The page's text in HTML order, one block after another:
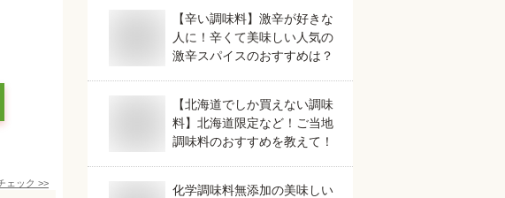
ェック >>
【辛い調味料】激辛が好きな
人に！辛くて美味しい人気の
激辛スパイスのおすすめは？
【北海道でしか買えない調味
料】北海道限定など！ご当地
調味料のおすすめを教えて！
化学調味料無添加の美味しい